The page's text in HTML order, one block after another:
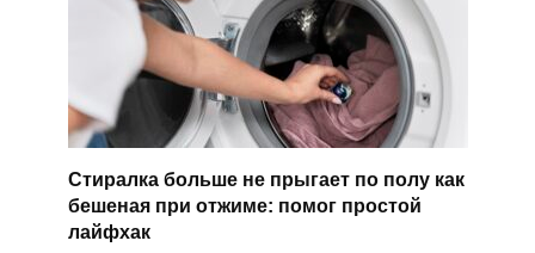
Стиралка больше не прыгает по полу как
бешеная при отжиме: помог простой
лайфхак